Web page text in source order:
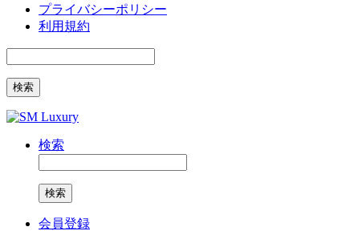
プライバシーポリシー
利用規約
検索
検索
検索
会員登録